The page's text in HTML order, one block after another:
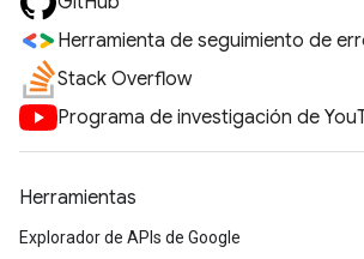
Herramienta de seguimiento de
Stack Overflow
Programa de investigación de
Herramientas
Explorador de APIs de Google